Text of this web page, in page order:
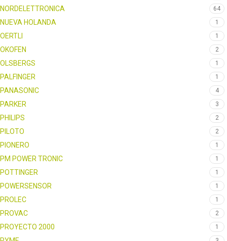
NORDELETTRONICA 64
NUEVA HOLANDA 1
OERTLI 1
OKOFEN 2
OLSBERGS 1
PALFINGER 1
PANASONIC 4
PARKER 3
PHILIPS 2
PILOTO 2
PIONERO 1
PM POWER TRONIC 1
POTTINGER 1
POWERSENSOR 1
PROLEC 1
PROVAC 2
PROYECTO 2000 1